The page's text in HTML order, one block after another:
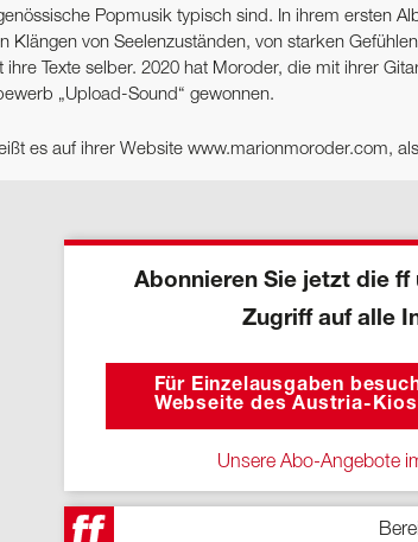
Popmusik typisch sind. In ihrem ersten
Klängen von Seelenzuständen, von starken
ihre Texte selber. 2020 hat Moroder, die mit ihrer
„Upload-Sound“ gewonnen.
es auf ihrer Website www.marionmoroder.com,
Abonnieren Sie jetzt die ff
Zugriff auf alle
Für Einzelausgaben
Webseite des Austria-
Unsere Abo-Angebote